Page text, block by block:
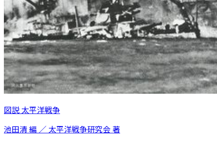
図説 太平洋戦争
池田清 編 ／ 太平洋戦争研究会 著